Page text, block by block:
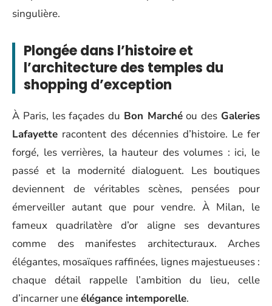
singulière.
Plongée dans l’histoire et
l’architecture des temples du
shopping d’exception
À Paris, les façades du Bon Marchéou des Galeries
Lafayette racontent des décennies d’histoire. Le fer
forgé, les verrières, la hauteur des volumes : ici, le
passé et la modernité dialoguent. Les boutiques
deviennent de véritables scènes, pensées pour
émerveiller autant que pour vendre. À Milan, le
fameux quadrilatère d’or aligne ses devantures
comme des manifestes architecturaux. Arches
élégantes, mosaïques raffinées, lignes majestueuses :
chaque détail rappelle l’ambition du lieu, celle
d’incarner uneélégance intemporelle.